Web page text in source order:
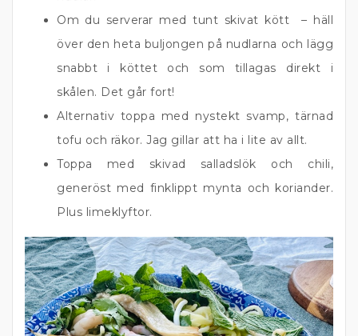
Om du serverar med tunt skivat kött – häll
över den heta buljongen på nudlarna och lägg
snabbt i köttet och som tillagas direkt i
skålen. Det går fort!
Alternativ toppa med nystekt svamp, tärnad
tofu och räkor. Jag gillar att ha i lite av allt.
Toppa med skivad salladslök och chili,
generöst med finklippt mynta och koriander.
Plus limeklyftor.